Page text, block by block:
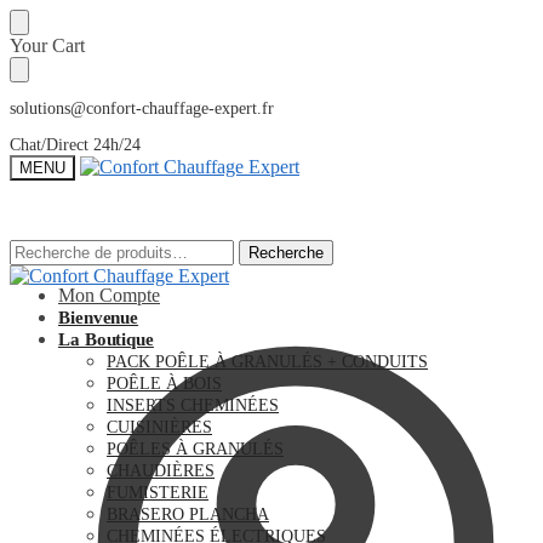
Sauter
à
la
navigation
Skip
to
content
Your Cart
solutions@confort-chauffage-expert.fr
Chat/Direct 24h/24
MENU
Recherche
pour :
Recherche
Mon Compte
Recherche
pour :
Recherche
Bienvenue
La Boutique
PACK POÊLE À GRANULÉS + CONDUITS
POÊLE À BOIS
INSERTS CHEMINÉES
CUISINIÈRES
POÊLES À GRANULÉS
CHAUDIÈRES
FUMISTERIE
BRASERO PLANCHA
CHEMINÉES ÉLECTRIQUES